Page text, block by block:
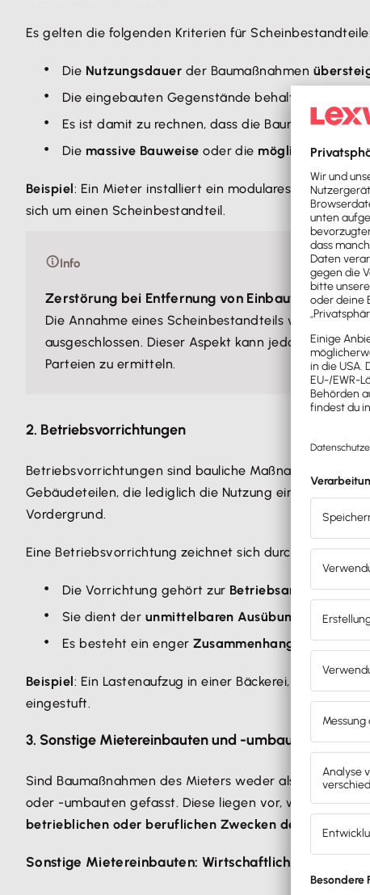
Es gelten die folgenden Kriterien für Scheinbestandteile:
Die Nutzungsdauer der Baumaßnahmen
Die eingebauten Gegenstände behalten auch
Es ist damit zu rechnen, dass die Baumaßnahmen
Die massive Bauweise oder die mögliche
Beispiel: Ein Mieter installiert ein modulares
sich um einen Scheinbestandteil.
Info
Zerstörung bei Entfernung von Einbauten
Die Annahme eines Scheinbestandteils wird durch
ausgeschlossen. Dieser Aspekt kann jedoch bei der
Parteien zu ermitteln.
2. Betriebsvorrichtungen
Betriebsvorrichtungen sind bauliche Maßnahmen oder
Gebäudeteilen, die lediglich die Nutzung eines
Vordergrund.
Eine Betriebsvorrichtung zeichnet sich durch folgende
Die Vorrichtung gehört zur Betriebsanlage des
Sie dient der unmittelbaren Ausübung eines
Es besteht ein engerZusammenhang zwischen
Beispiel: Ein Lastenaufzug in einer Bäckerei, der
eingestuft.
3. Sonstige Mietereinbauten und -umbauten
Sind Baumaßnahmen des Mieters weder als
oder -umbauten gefasst. Diese liegen vor, wenn der
betrieblichen oder beruflichen Zwecken des Mieters
Sonstige Mietereinbauten: Wirtschaftliches Eigentum